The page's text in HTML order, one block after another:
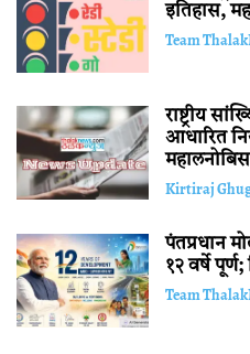
इतिहास,
Team
राष्ट्रीय
आधारित
Kirtiraj
पंतप्रधान
१२ वर्षे
Team